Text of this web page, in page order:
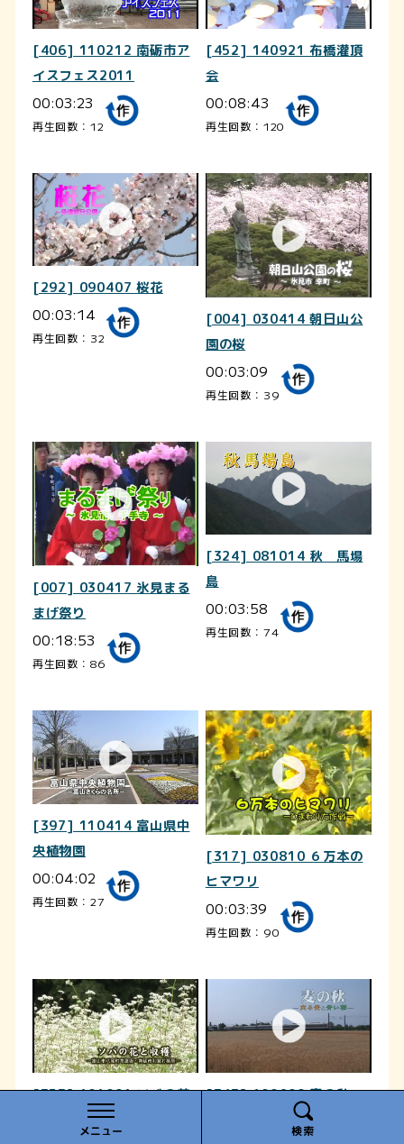
メニュー 検索
[406] 110212 南砺市ア
イスフェス2011
00:03:23
再生回数：12
[452] 140921 布橋灌頂
会
00:08:43
再生回数：120
[292] 090407 桜花
00:03:14
再生回数：32
[004] 030414 朝日山公
園の桜
00:03:09
再生回数：39
[007] 030417 氷見まる
まげ祭り
00:18:53
再生回数：86
[324] 081014 秋 馬場
島
00:03:58
再生回数：74
[397] 110414 富山県中
央植物園
00:04:02
再生回数：27
[317] 030810 ６万本の
ヒマワリ
00:03:39
再生回数：90
[353] 101001 ソバの花
[343] 100609 麦の秋